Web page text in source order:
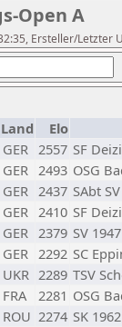
Open A
Ersteller/Letzter
Land
Elo
GER 2557 SF
GER 2493 OSG
GER 2437 SAbt
GER 2410 SF
GER 2379 SV
GER 2292 SC
UKR 2289 TSV
FRA 2281 OSG
ROU 2274 SK